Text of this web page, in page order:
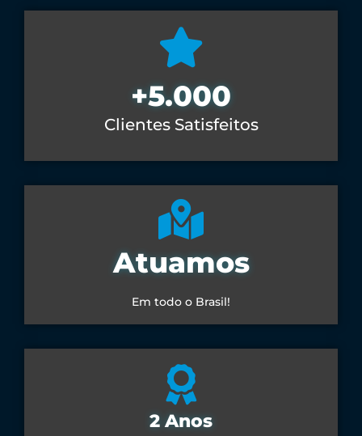
Clientes Satisfeitos
+5.000
Atuamos
Em todo o Brasil!
2 Anos